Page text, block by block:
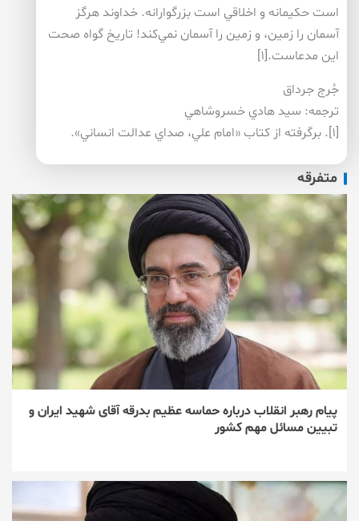
است حكيمانه و اخلاقي است بزرگوارانه. خداوند هرگز
آسمان را زمين، و زمين را آسمان نمي‌كند! تاريخ گواه صحت
اين مدعاست.[۱]
جُرج جرداق
ترجمه: سيد هادي خسروشاهي
[۱]. برگرفته از كتاب «امام علي، صداي عدالت انساني».
متفرقه
پیام رهبر انقلاب درباره حماسه عظیم بدرقه آقای شهید ایران و
تبیین مسائل مهم کشور